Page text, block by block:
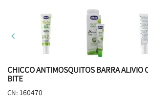

CHICCO ANTIMOSQUITOS BARRA ALIVIO
BITE
CN: 160470